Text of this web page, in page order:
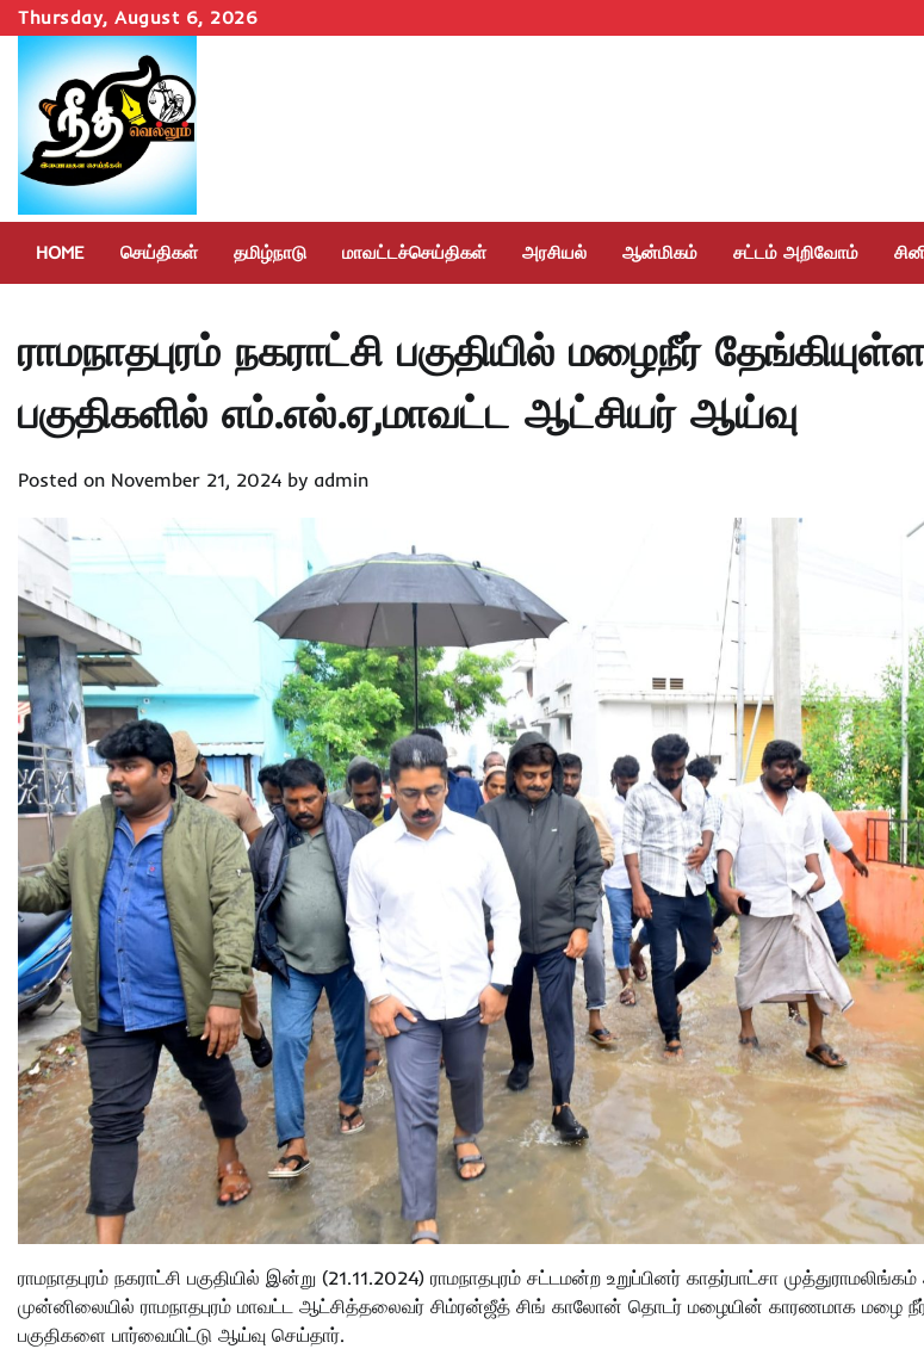
Skip
to
content
Thursday, August 6, 2026
HOME செய்திகள் தமிழ்நாடு மாவட்டச்செய்திகள் அரசியல் ஆன்மிகம் சட்டம் அறிவோம்
ராமநாதபுரம் நகராட்சி பகுதியில் மழைநீர் தேங்கியுள்ள
பகுதிகளில் எம்.எல்.ஏ,மாவட்ட ஆட்சியர் ஆய்வு
Posted on November 21, 2024 by admin
ராமநாதபுரம் நகராட்சி பகுதியில் இன்று (21.11.2024) ராமநாதபுரம் சட்டமன்ற உறுப்பினர் காதர்பாட்சா
முன்னிலையில் ராமநாதபுரம் மாவட்ட ஆட்சித்தலைவர் சிம்ரன்ஜீத் சிங் காலோன் தொடர் மழையின் காரணமாக மழை
பகுதிகளை பார்வையிட்டு ஆய்வு செய்தார்.